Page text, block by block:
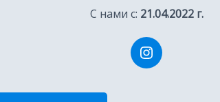
С нами с: 21.04.2022 г.